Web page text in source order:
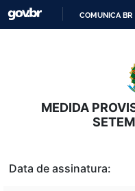
COMUNICA BR
MEDIDA
Data de assinatura: